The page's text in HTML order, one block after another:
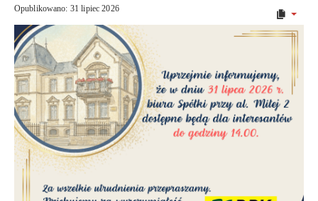
Opublikowano: 31 lipiec 2026